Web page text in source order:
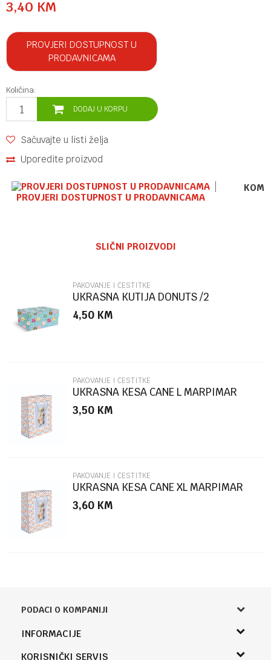
3,40 KM
PROVJERI DOSTUPNOST U
PRODAVNICAMA
Količina:
DODAJ U KORPU
Sačuvajte u listi želja
Uporedite proizvod
PROVJERI DOSTUPNOST U PRODAVNICAMA
Poruka
POŠALJI
SLIČNI PROIZVODI
PAKOVANJE I ČESTITKE
UKRASNA KUTIJA DONUTS /2
MARPIMAR
4,50 KM
PAKOVANJE I ČESTITKE
UKRASNA KESA CANE L MARPIMAR
3,50 KM
PAKOVANJE I ČESTITKE
UKRASNA KESA CANE XL MARPIMAR
3,60 KM
PODACI O KOMPANIJI
Knjižara Kultura
INFORMACIJE
O nama
KORISNIČKI SERVIS